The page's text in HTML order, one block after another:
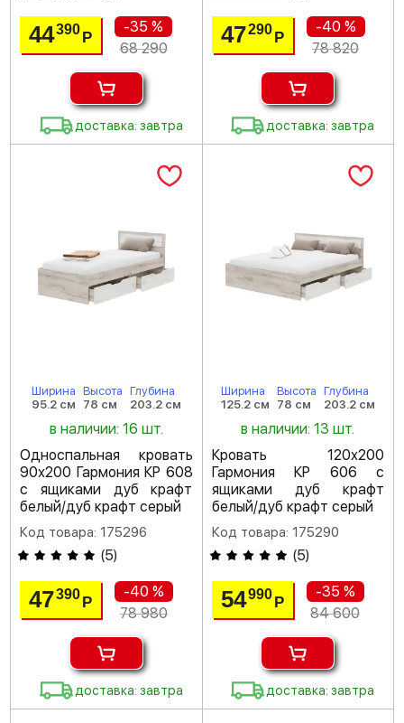
44390Р
-35 %
68 290
доставка: завтра
47290 Р
-40 %
78 820
доставка: завтра
Ширина
95.2 см
Высота
78 см
Глубина
203.2 см
в наличии: 16 шт.
Односпальная кровать
90х200 Гармония КР 608
с ящиками дуб крафт
белый/дуб крафт серый
Код товара: 175296
(5)
47390Р
-40 %
78 980
доставка: завтра
Ширина
125.2 см
Высота
78 см
Глубина
203.2 см
в наличии: 13 шт.
Кровать 120х200
Гармония КР 606 с
ящиками дуб крафт
белый/дуб крафт серый
Код товара: 175290
(5)
54990 Р
-35 %
84 600
доставка: завтра